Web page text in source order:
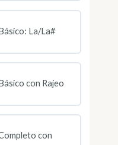
La/La#
con Rajeo
con